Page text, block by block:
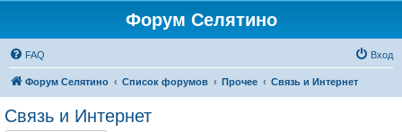
Форум Селятино
FAQ Вход
Форум Селятино Список форумов Прочее Связь и Интернет
Связь и Интернет